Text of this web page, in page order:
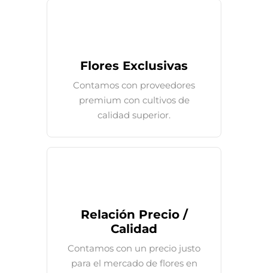
Flores Exclusivas
Contamos con proveedores
premium con cultivos de
calidad superior.
Relación Precio /
Calidad
Contamos con un precio justo
para el mercado de flores en